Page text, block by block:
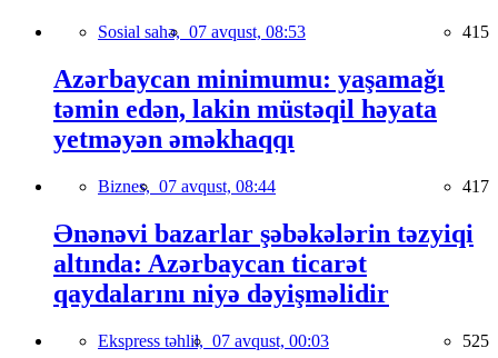
Sosial sahə, 07 avqust, 08:53 415
Azərbaycan minimumu: yaşamağı
təmin edən, lakin müstəqil həyata
yetməyən əməkhaqqı
Biznes, 07 avqust, 08:44 417
Ənənəvi bazarlar şəbəkələrin təzyiqi
altında: Azərbaycan ticarət
qaydalarını niyə dəyişməlidir
Ekspress təhlil, 07 avqust, 00:03 525